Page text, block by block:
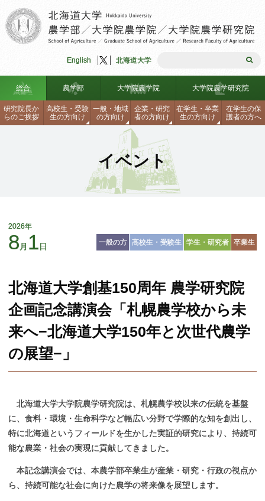
English 北海道大学
総合 農学部 大学院農学院 大学院農学研究院
研究院長か
らのご挨拶
高校生 ・ 受験
生の方向け
一般 ・地域
の方向け
企業 ・研究
者の方向け
在学生 ・卒業
生の方向け
在学生の保
護者の方へ
大学院入試
見学・説明会・資料請求・刊行
研究院長からのご挨拶
学生生活支援
免許・資格 研究生・聴講生・科目等履修生
お問合せ・アクセス
理念・組織図
大学院入試
研究生・聴講生・科目等履修生 連携協定
物
学部、大学院データテーブル 教員一覧
採用情報（教員以外）
沿革
教員一覧
学部、大学院データテーブル
教員公募情報 お問合せ・アクセス
海外留学制度
農学部安全ハンドブック 研究生・聴講生・科目等履修生
各種手続き、証明書の請求方法 関連センター・施設・リンク
お問合せ・アクセス
イベント
2026年
8 月 1日 一般の方 高校生・受験生 学生・研究者 卒業生
北海道⼤学創基150周年 農学研究院
企画記念講演会「札幌農学校から未
来へ−北海道⼤学150年と次世代農学
の展望−」
北海道大学大学院農学研究院は、札幌農学校以来の伝統を基盤
に、食料・環境・生命科学など幅広い分野で学際的な知を創出し、
特に北海道というフィールドを生かした実証的研究により、持続可
能な農業・社会の実現に貢献してきました。
本記念講演会では、本農学部卒業生が産業・研究・行政の視点か
ら、持続可能な社会に向けた農学の将来像を展望します。